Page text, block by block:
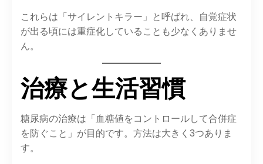
これらは「サイレントキラー」と呼ばれ、自覚症状
が出る頃には重症化していることも少なくありませ
ん。
治療と生活習慣
糖尿病の治療は「血糖値をコントロールして合併症
を防ぐこと」が目的です。方法は大きく3つありま
す。